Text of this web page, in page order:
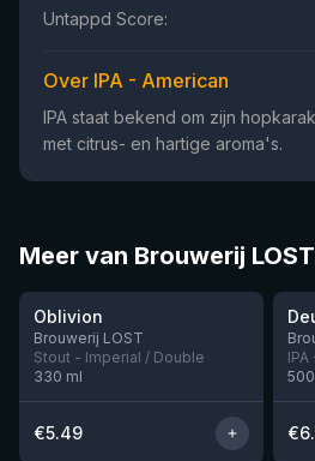
Untappd Score:
Over IPA - American
IPA staat bekend om zijn
met citrus- en hartige aroma's.
Meer van Brouwerij LOST
★4.04
Oblivion
Brouwerij LOST
Stout - Imperial / Double
330 ml
€5.49
★
500
€
★4.04